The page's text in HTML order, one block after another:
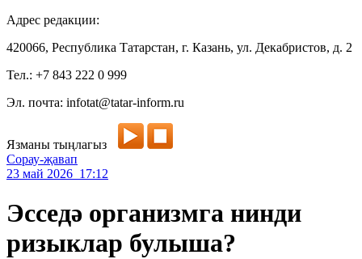
Адрес редакции:
420066, Республика Татарстан, г. Казань, ул. Декабристов, д. 2
Тел.: +7 843 222 0 999
Эл. почта: infotat@tatar-inform.ru
Язманы тыңлагыз
Сорау-җавап
23 май 2026 17:12
Эсседә организмга нинди
ризыклар булыша?